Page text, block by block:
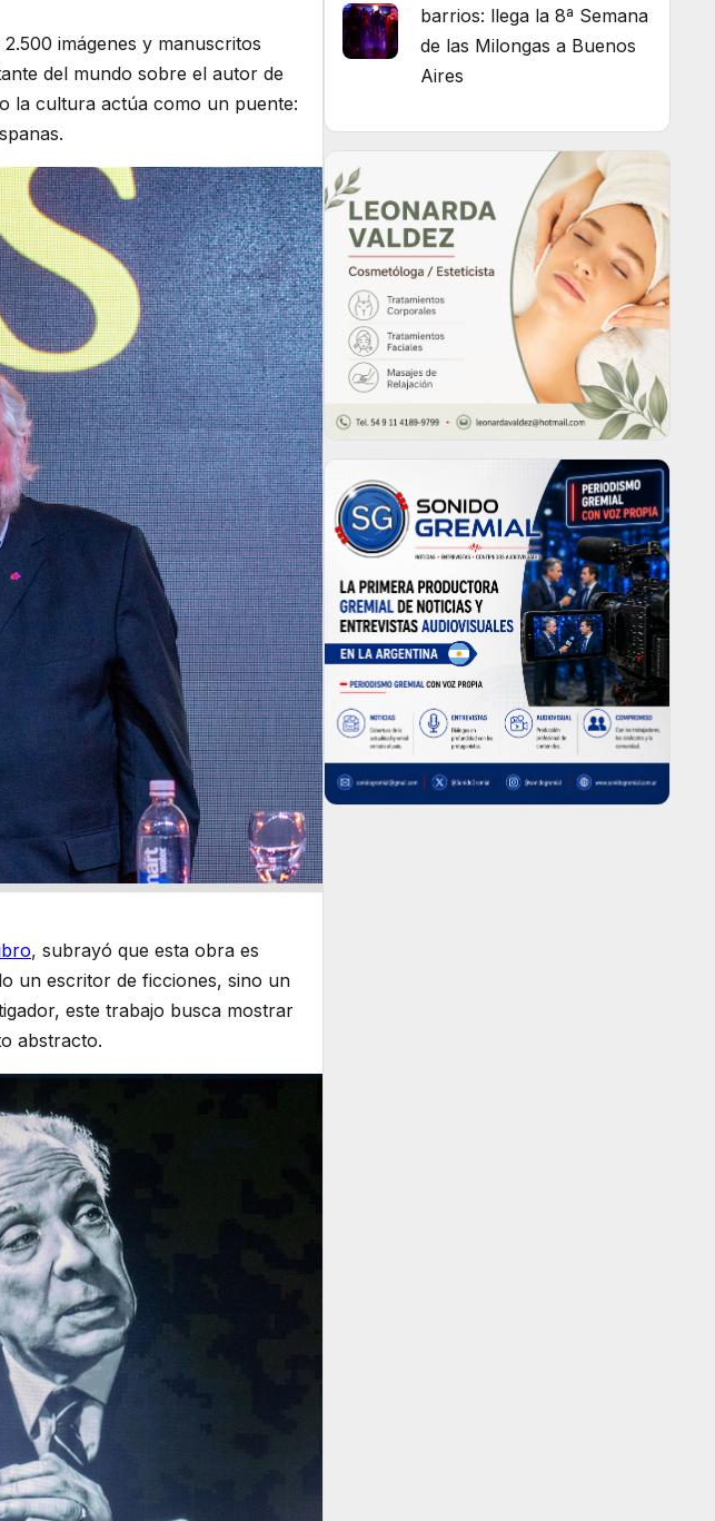
imágenes y manuscritos
del mundo sobre el autor de
la cultura actúa como un puente:
, subrayó que esta obra es
un escritor de ficciones, sino un
este trabajo busca mostrar
abstracto.
barrios: llega la 8ª Semana
de las Milongas a Buenos
Aires